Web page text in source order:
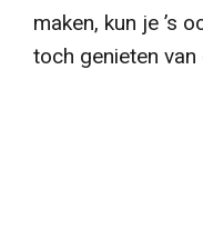
maken, kun je ’s
toch genieten